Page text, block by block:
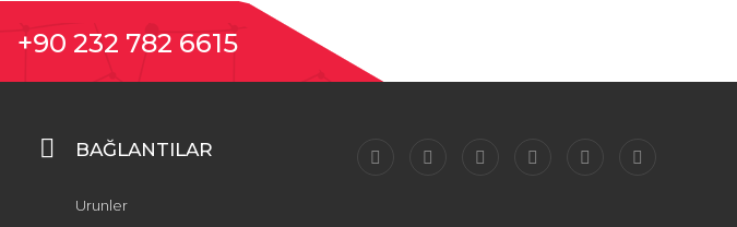
+90 232 782 6615
BAĞLANTILAR
Urunler